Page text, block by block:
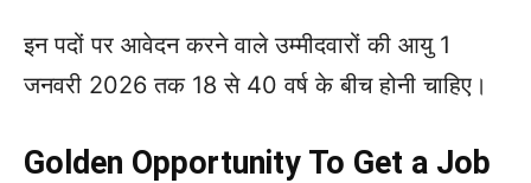
इन पदों पर आवेदन करने वाले उम्मीदवारों की आयु 1
जनवरी 2026 तक 18 से 40 वर्ष के बीच होनी चाहिए।
Golden Opportunity To Get a Job